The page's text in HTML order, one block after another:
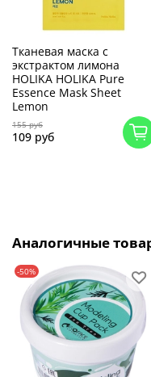
Тканевая маска с
экстрактом лимона
HOLIKA HOLIKA Pure
Essence Mask Sheet
Lemon
155 руб
109 руб
Аналогичные
-50%